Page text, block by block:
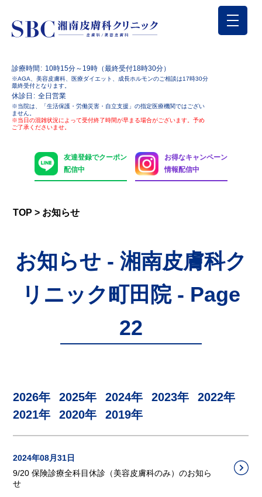
診療時間 10時15分～19時（最終受付18時30分）
※AGA、美容皮膚科、医療ダイエット、成長ホルモンのご相談は17時30分
最終受付となります。
休診日 全日営業
※当院は、「生活保護・労働災害・自立支援」の指定医療機関ではござい
ません。
※当日の混雑状況によって受付終了時間が早まる場合がございます。予め
ご了承くださいませ。
友達登録でクーポン
配信中
お得なキャンペーン
情報配信中
TOP > お知らせ
お知らせ - 湘南皮膚科ク
リニック町田院 - Page
22
2026年 2025年 2024年 2023年
2022年
2021年
2020年 2019年
2024年08月31日
9/20 保険診療全科目休診（美容皮膚科のみ）のお知ら
せ